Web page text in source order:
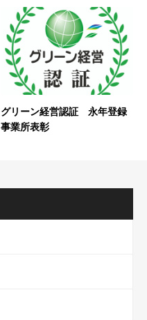
グリーン経営認証 永年登録
事業所表彰